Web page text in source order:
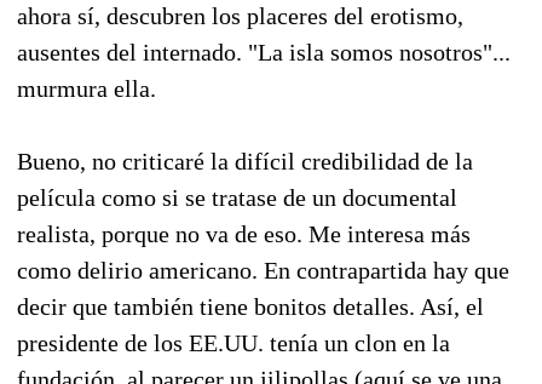
ahora sí, descubren los placeres del erotismo,
ausentes del internado. "La isla somos nosotros"...
murmura ella.
Bueno, no criticaré la difícil credibilidad de la
película como si se tratase de un documental
realista, porque no va de eso. Me interesa más
como delirio americano. En contrapartida hay que
decir que también tiene bonitos detalles. Así, el
presidente de los EE.UU. tenía un clon en la